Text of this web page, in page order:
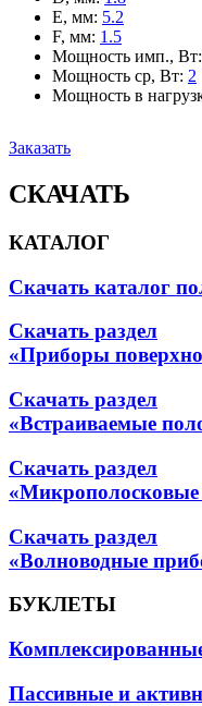
E, мм: 5.2
F, мм: 1.5
Мощность имп., Вт:
Мощность ср, Вт: 2
Мощность в
Заказать
СКАЧАТЬ
КАТАЛОГ
Скачать каталог
Скачать раздел
«Приборы
Скачать раздел
«Встраиваемые
Скачать раздел
Скачать раздел
«Волноводные
БУКЛЕТЫ
Пассивные и